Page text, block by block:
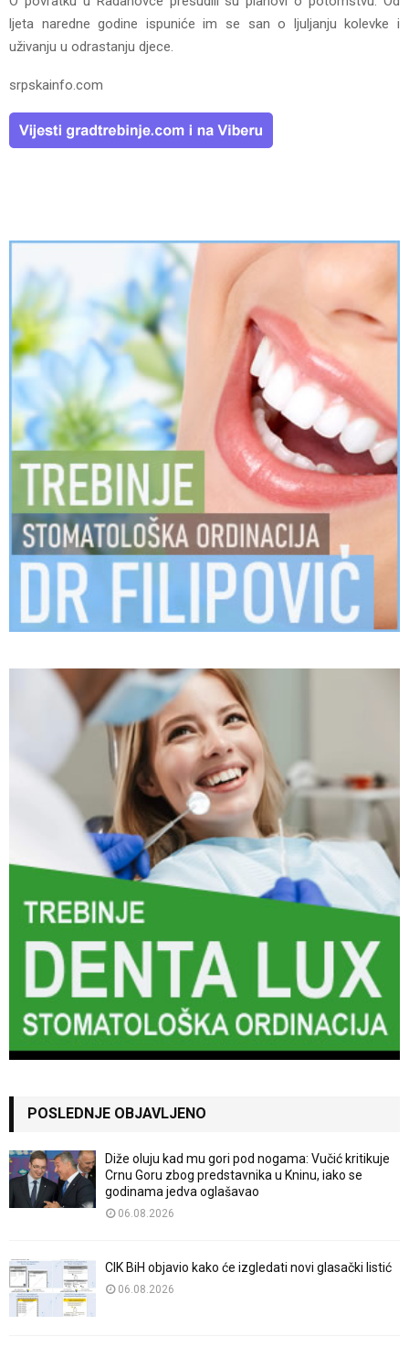
ljeta naredne godine ispuniće im se san o ljuljanju kolevke i
uživanju u odrastanju djece.
srpskainfo.com
POSLEDNJE OBJAVLJENO
Diže oluju kad mu gori pod nogama: Vučić kritikuje
Crnu Goru zbog predstavnika u Kninu, iako se
godinama jedva oglašavao
06.08.2026
CIK BiH objavio kako će izgledati novi glasački listić
06.08.2026